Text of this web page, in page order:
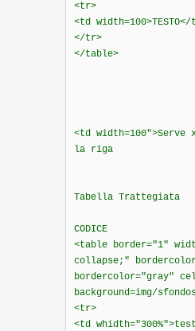
<tr>
<td width=100>TESTO</
</tr>
</table>
<td
la riga
Tabella Trattegiata
CODICE
<table border="1"
collapse;"
bordercolor="gray"
background=img/
<tr>
<td